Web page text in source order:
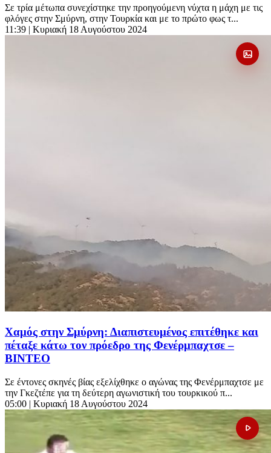
Σε τρία μέτωπα συνεχίστηκε την προηγούμενη νύχτα η μάχη με τις
φλόγες στην Σμύρνη, στην Τουρκία και με το πρώτο φως τ...
11:39 | Κυριακή 18 Αυγούστου 2024
Χαμός στην Σμύρνη: Διαπιστευμένος επιτέθηκε και
πέταξε κάτω τον πρόεδρο της Φενέρμπαχτσε –
ΒΙΝΤΕΟ
Σε έντονες σκηνές βίας εξελίχθηκε ο αγώνας της Φενέρμπαχτσε με
την Γκεζτέπε για τη δεύτερη αγωνιστική του τουρκικού π...
05:00 | Κυριακή 18 Αυγούστου 2024